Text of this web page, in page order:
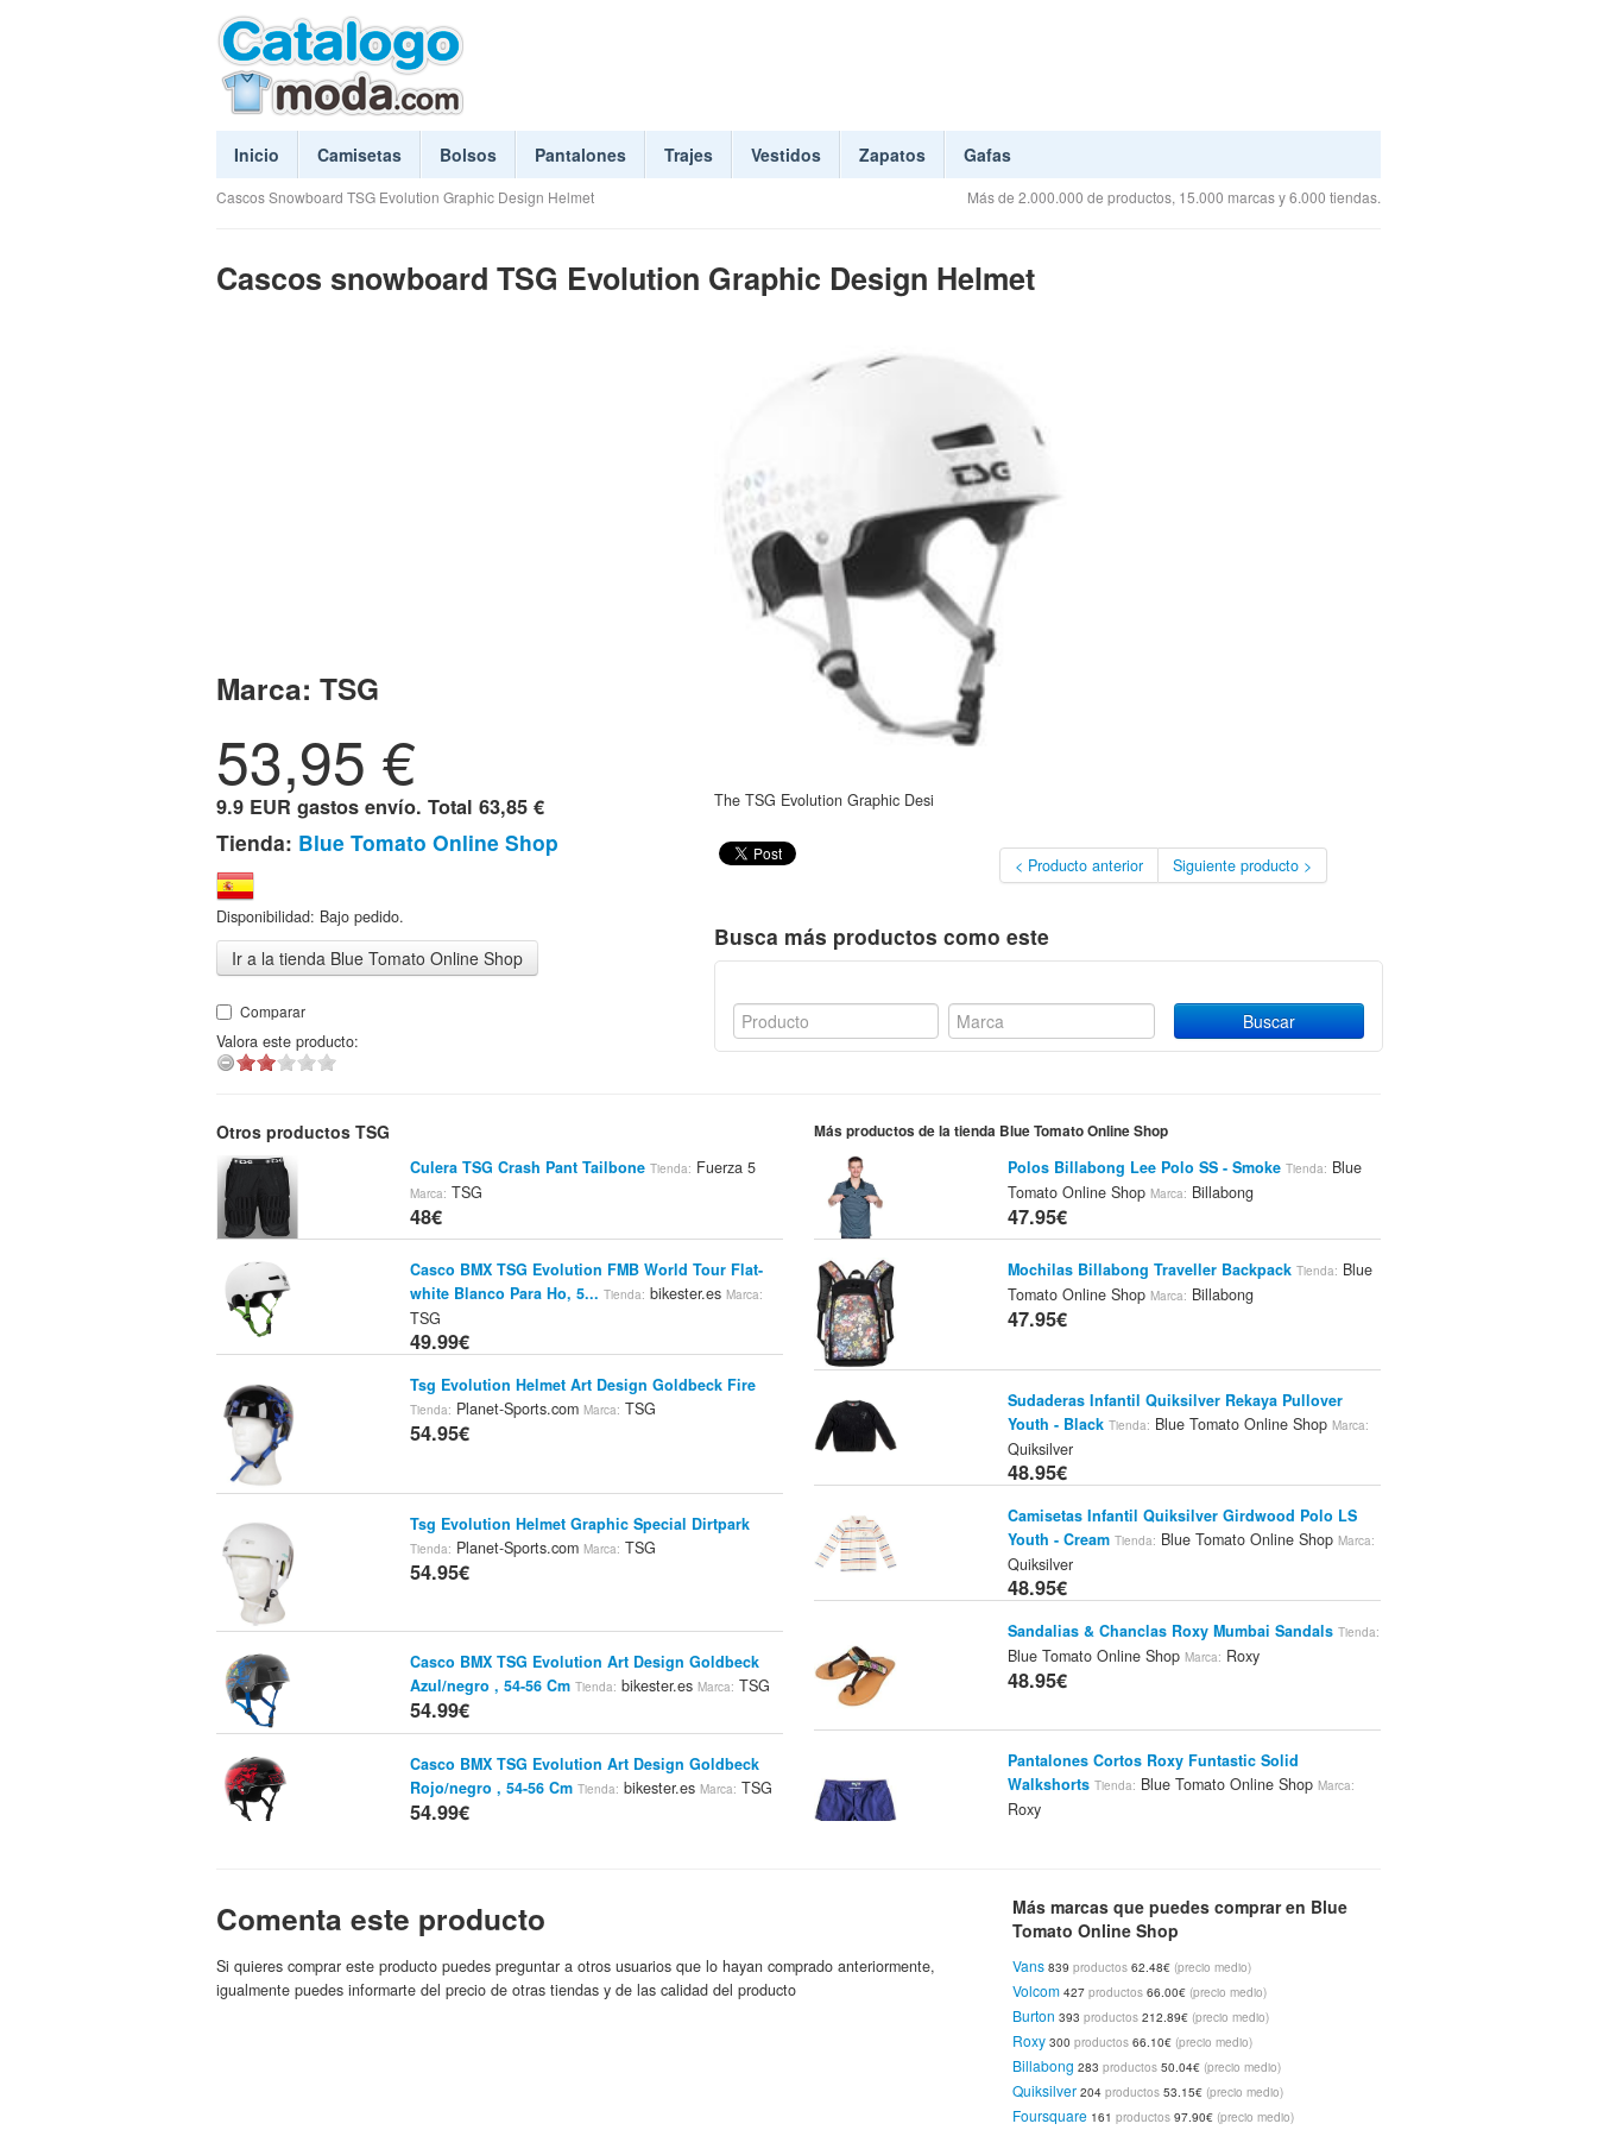
Inicio Camisetas Bolsos Pantalones Trajes Vestidos Zapatos Gafas
Cascos Snowboard TSG Evolution Graphic Design Helmet Más de 2.000.000 de productos, 15.000 marcas y 6.000 tiendas.
Cascos snowboard TSG Evolution Graphic Design Helmet
Marca: TSG
53,95 €
9.9 EUR gastos envío. Total 63,85 €
Tienda: Blue Tomato Online Shop
Disponibilidad: Bajo pedido.
Ir a la tienda Blue Tomato Online Shop
Comparar
Valora este producto:
The TSG Evolution Graphic Desi
< Producto anterior Siguiente producto >
Busca más productos como este
Otros productos TSG
Culera TSG Crash Pant Tailbone Tienda: Fuerza 5
Marca: TSG
48€
Casco BMX TSG Evolution FMB World Tour Flat-
white Blanco Para Ho, 5... Tienda: bikester.esMarca:
TSG
49.99€
Tsg Evolution Helmet Art Design Goldbeck Fire
Tienda: Planet-Sports.comMarca: TSG
54.95€
Tsg Evolution Helmet Graphic Special Dirtpark
Tienda: Planet-Sports.comMarca: TSG
54.95€
Casco BMX TSG Evolution Art Design Goldbeck
Azul/negro , 54-56 Cm Tienda: bikester.esMarca: TSG
54.99€
Casco BMX TSG Evolution Art Design Goldbeck
Rojo/negro , 54-56 Cm Tienda: bikester.esMarca: TSG
54.99€
56.55€
Cascos TSG Evolution Charity Skateistan Helmet -
Stay Strong Tienda:Blue Tomato Online ShopMarca:
Más productos de la tienda Blue Tomato Online Shop
Polos Billabong Lee Polo SS - Smoke Tienda: Blue
Tomato Online Shop Marca: Billabong
47.95€
Mochilas Billabong Traveller Backpack Tienda: Blue
Tomato Online Shop Marca: Billabong
47.95€
Sudaderas Infantil Quiksilver Rekaya Pullover
Youth - Black Tienda: Blue Tomato Online Shop Marca:
Quiksilver
48.95€
Camisetas Infantil Quiksilver Girdwood Polo LS
Youth - Cream Tienda: Blue Tomato Online Shop Marca:
Quiksilver
48.95€
Sandalias & Chanclas Roxy Mumbai Sandals Tienda:
Blue Tomato Online Shop Marca: Roxy
48.95€
Pantalones Cortos Roxy Funtastic Solid
Walkshorts Tienda: Blue Tomato Online Shop Marca:
Roxy
Tienda: Blue Tomato Online ShopMarca:Roxy
48.95€
Pantalones Cortos Roxy Funtastic Solid
Walkshorts Tienda:Blue Tomato Online Shop
Roxy
48.95€
Comenta este producto
Si quieres comprar este producto puedes preguntar a otros usuarios que lo hayan comprado anteriormente,
igualmente puedes informarte del precio de otras tiendas y de las calidad del producto
Más marcas que puedes comprar en Blue
Tomato Online Shop
Vans 839productos 62.48€ (precio medio)
Volcom 427productos 66.00€ (precio medio)
Burton 393productos 212.89€ (precio medio)
Roxy 300productos 66.10€ (precio medio)
Billabong 283productos 50.04€ (precio medio)
Quiksilver 204productos 53.15€ (precio medio)
Foursquare 161productos 97.90€ (precio medio)